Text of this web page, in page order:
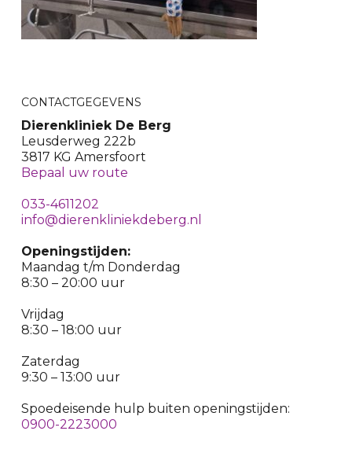
CONTACTGEGEVENS
Dierenkliniek De Berg
Leusderweg 222b
3817 KG Amersfoort
Bepaal uw route
033-4611202
info@dierenkliniekdeberg.nl
Openingstijden:
Maandag t/m Donderdag
8:30 – 20:00 uur
Vrijdag
8:30 – 18:00 uur
Zaterdag
9:30 – 13:00 uur
Spoedeisende hulp buiten openingstijden:
0900-2223000